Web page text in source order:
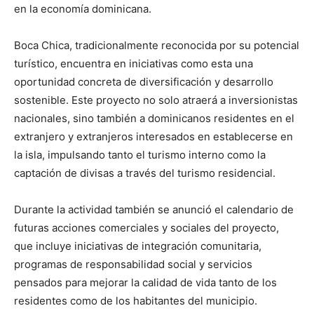
en la economía dominicana.
Boca Chica, tradicionalmente reconocida por su potencial
turístico, encuentra en iniciativas como esta una
oportunidad concreta de diversificación y desarrollo
sostenible. Este proyecto no solo atraerá a inversionistas
nacionales, sino también a dominicanos residentes en el
extranjero y extranjeros interesados en establecerse en
la isla, impulsando tanto el turismo interno como la
captación de divisas a través del turismo residencial.
Durante la actividad también se anunció el calendario de
futuras acciones comerciales y sociales del proyecto,
que incluye iniciativas de integración comunitaria,
programas de responsabilidad social y servicios
pensados para mejorar la calidad de vida tanto de los
residentes como de los habitantes del municipio.